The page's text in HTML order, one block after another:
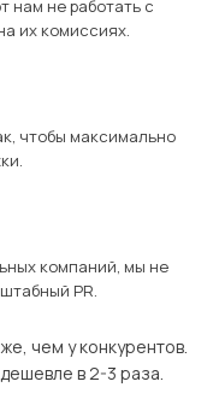
нам не работать с
их комиссиях.
чтобы максимально
компаний, мы не
PR.
чем у конкурентов.
в 2-3 раза.